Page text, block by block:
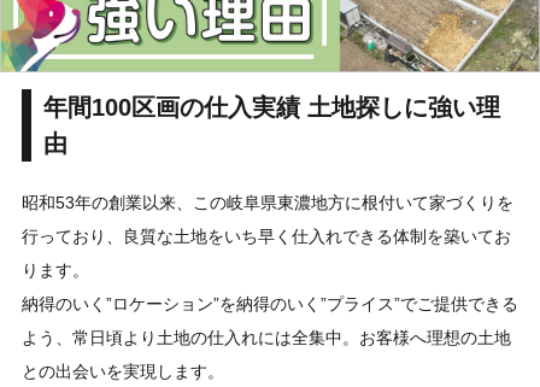
年間100区画の仕入実績 土地探しに強い理
由
昭和53年の創業以来、この岐阜県東濃地方に根付いて家づくりを
行っており、良質な土地をいち早く仕入れできる体制を築いてお
ります。
納得のいく”ロケーション”を納得のいく”プライス”でご提供できる
よう、常日頃より土地の仕入れには全集中。お客様へ理想の土地
との出会いを実現します。